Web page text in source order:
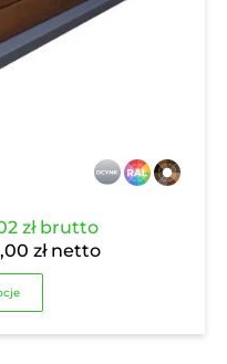
złZakres
cen:
od
do
1813,02 zł
brutto
złZakres
do
netto